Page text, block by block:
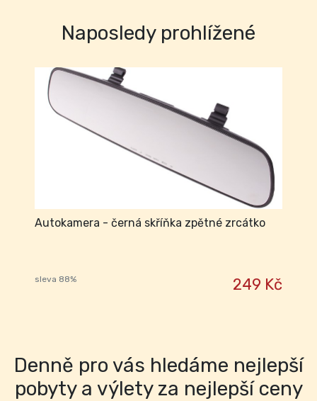
Naposledy prohlížené
Autokamera - černá skříňka zpětné zrcátko
sleva 88% 249 Kč
Denně pro vás hledáme nejlepší
pobyty a výlety za nejlepší ceny